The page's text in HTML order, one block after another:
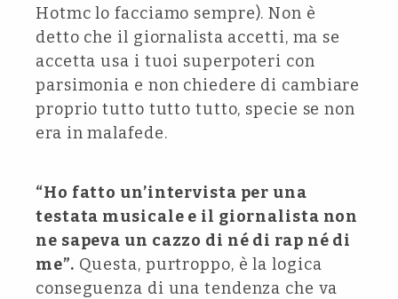
Hotmc lo facciamo sempre). Non è
detto che il giornalista accetti, ma se
accetta usa i tuoi superpoteri con
parsimonia e non chiedere di cambiare
proprio tutto tutto tutto, specie se non
era in malafede.
“Ho fatto un’intervista per una
testata musicale e il giornalista non
ne sapeva un cazzo di né di rap né di
me”. Questa, purtroppo, è la logica
conseguenza di una tendenza che va